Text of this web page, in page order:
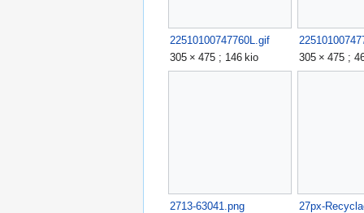
22510100747760L.gif
305 × 475 ; 146 kio
305 × 475 ;
2713-63041.png
27px-